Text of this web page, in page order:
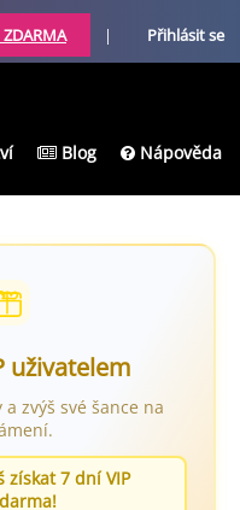
ZDARMA | Přihlásit se
Blog Nápověda
uživatelem
zvýš své šance na
získat 7 dní VIP